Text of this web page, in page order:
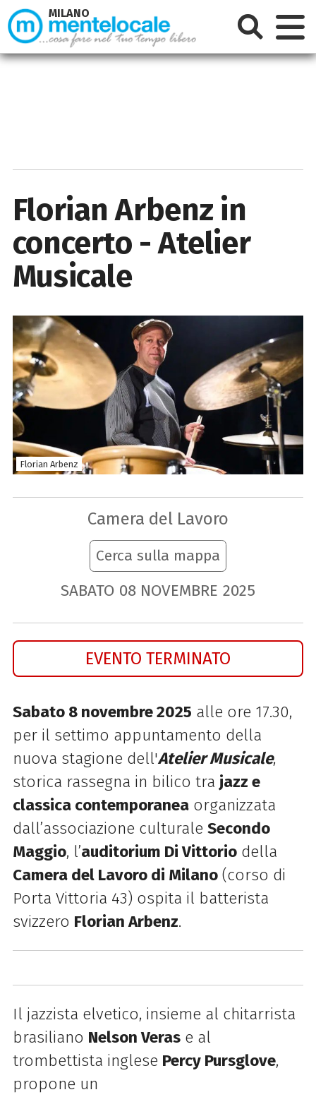
Florian Arbenz in
concerto - Atelier
Musicale
Florian Arbenz
Camera del Lavoro
Cerca sulla mappa
SABATO 08 NOVEMBRE 2025
EVENTO TERMINATO
Sabato 8 novembre 2025 alle ore 17.30,
per il settimo appuntamento della
nuova stagione dell'Atelier Musicale,
storica rassegna in bilico tra jazz e
classica contemporaneaorganizzata
dall’associazione culturale Secondo
Maggio, l’auditorium Di Vittoriodella
Camera del Lavoro di Milano(corso di
Porta Vittoria 43) ospita il batterista
svizzero Florian Arbenz.
Il jazzista elvetico, insieme al chitarrista
brasiliano Nelson Verase al
trombettista inglese Percy Pursglove,
propone un
MILANO